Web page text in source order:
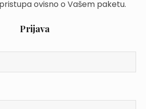
ovisno o Vašem paketu.
Prijava